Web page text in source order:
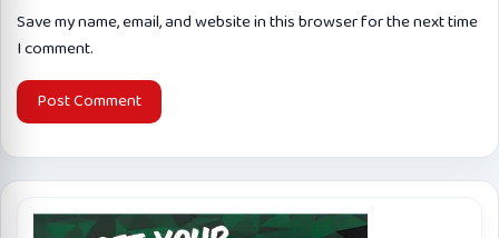
Save my name, email, and website in this browser for the next time
I comment.